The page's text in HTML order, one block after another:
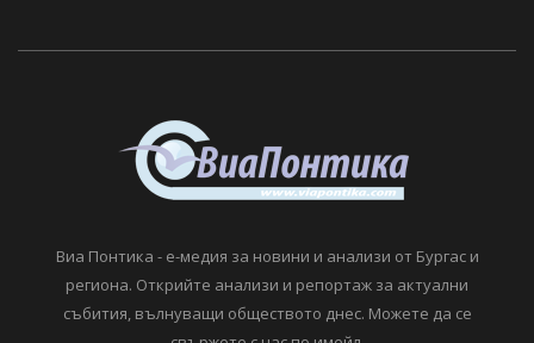
Виа Понтика - е-медия за новини и анализи от Бургас и
региона. Открийте анализи и репортаж за актуални
събития, вълнуващи обществото днес. Можете да се